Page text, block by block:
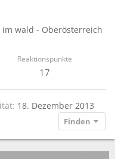
im wald - Oberösterreich
Reaktionspunkte
17
18. Dezember 2013
Finden